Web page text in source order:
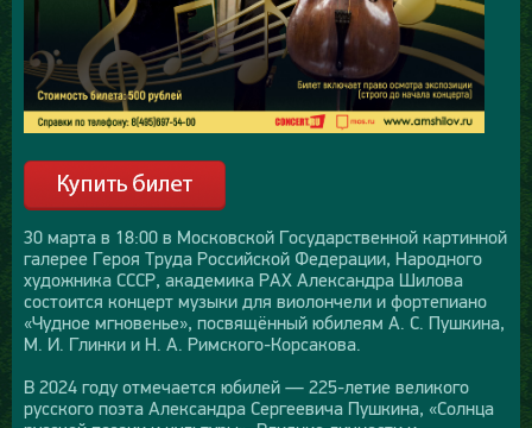
30 марта в 18:00 в Московской Государственной картинной
галерее Героя Труда Российской Федерации, Народного
художника СССР, академика РАХ Александра Шилова
состоится концерт музыки для виолончели и фортепиано
«Чудное мгновенье», посвящённый юбилеям А. С. Пушкина,
М. И. Глинки и Н. А. Римского-Корсакова.
В 2024 году отмечается юбилей — 225-летие великого
русского поэта Александра Сергеевича Пушкина, «Солнца